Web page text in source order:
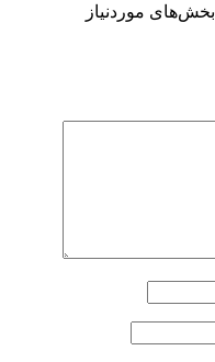
بخش‌های موردنیاز